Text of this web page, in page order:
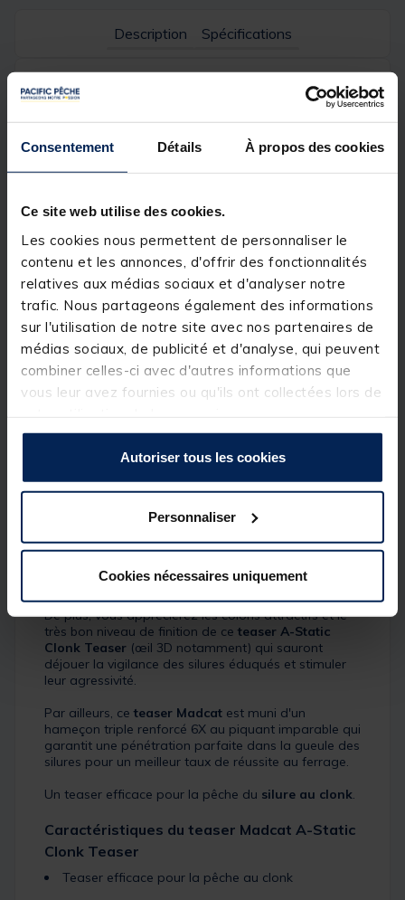
Consentement Détails À propos des cookies
Ce site web utilise des cookies.
Les cookies nous permettent de personnaliser le
contenu et les annonces, d'offrir des fonctionnalités
relatives aux médias sociaux et d'analyser notre
trafic. Nous partageons également des informations
sur l'utilisation de notre site avec nos partenaires de
médias sociaux, de publicité et d'analyse, qui peuvent
combiner celles-ci avec d'autres informations que
vous leur avez fournies ou qu'ils ont collectées lors de
Autoriser tous les cookies
Personnaliser
Cookies nécessaires uniquement
Description Spécifications
Description & détails
Description
Mis au point parMadcat, l'A-Static Clonk Teaserest
la différence lors de vos sessions de
au clonk
Détails
Successeur du célèbre Clonk Teaser, le
Static Clonk Teaserrevient dans une version
améliorée qui ravira les amateurs depêche au
clonk! Ce teaser bénéficie désormais de la
technologie A-Static ; la tête ainsi que les branches
de l''hameçon triple sont enduites de caoutchouc, à
l'exception des pointes laissées libres pour ne pas
gêner la pénétration dans la gueule des silures. En
action de pêche, le caoutchouc empêche la
d'effrayer les silures.
A-Static Clonk Teaserdispose d'une jupe en brins
colorées. Lors de l'animation, celles-ci
imprimerez. La sonorité ainsi émise saura stimuler
l'agressivité des silures et déclenchera des attaques
fulgurantes.
De plus, vous apprécierez les coloris attractifs et le
très bon niveau de finition de ce teaser A-Static
Clonk Teaser (œil 3D notamment) qui sauront
déjouer la vigilance des silures éduqués et stimuler
leur agressivité.
Par ailleurs, ce teaser Madcat est muni d'un
hameçon triple renforcé 6X au piquant imparable qui
garantit une pénétration parfaite dans la gueule des
silures pour un meilleur taux de réussite au ferrage.
Un teaser efficace pour la pêche du silure au clonk.
Caractéristiques du teaser Madcat A-Static
Clonk Teaser
Teaser efficace pour la pêche au clonk